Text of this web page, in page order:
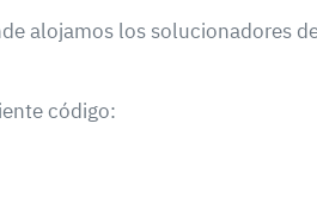
alojamos los solucionadores
código: